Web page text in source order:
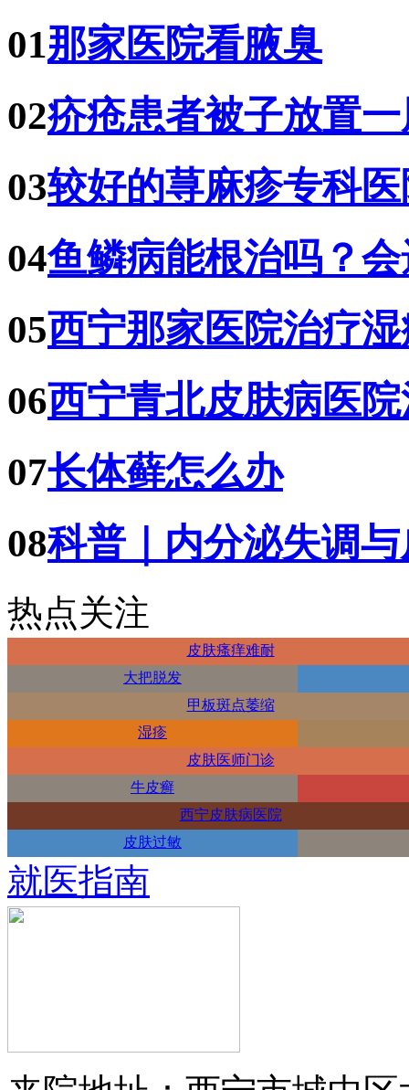
01那家医院看腋臭
02疥疮患者被子放置
03较好的荨麻疹专科
04鱼鳞病能根治吗？
05西宁那家医院治疗
06西宁青北皮肤病医
07长体藓怎么办
08科普｜内分泌失调
热点关注
皮肤瘙痒难耐
大把脱发
甲板斑点萎缩
湿疹
皮肤医师门诊
牛皮癣
西宁皮肤病医院
皮肤过敏
就医指南